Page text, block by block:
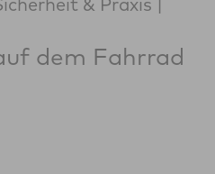
dem Fahrrad